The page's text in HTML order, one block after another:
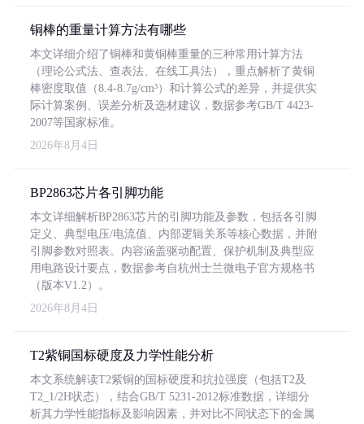
铜棒的重量计算方法有哪些
本文详细介绍了铜棒和黄铜棒重量的三种常用计算方法
（理论公式法、查表法、在线工具法），重点解析了黄铜
棒密度取值（8.4-8.7g/cm³）和计算公式的差异，并提供实
际计算案例、误差分析及选材建议，数据参考GB/T 4423-
2007等国家标准。
2026年8月4日
BP2863芯片各引脚功能
本文详细解析BP2863芯片的引脚功能及参数，包括各引脚
定义、典型电压/电流值、内部逻辑关系等核心数据，并附
引脚参数对照表。内容涵盖驱动配置、保护机制及典型应
用电路设计要点，数据参考自杭州士兰微电子官方规格书
（版本V1.2）。
2026年8月4日
T2紫铜国标硬度及力学性能分析
本文系统解读T2紫铜的国标硬度和抗拉强度（包括T2及
T2_1/2H状态），结合GB/T 5231-2012标准数据，详细分
析其力学性能指标及影响因素，并对比不同状态下的金属